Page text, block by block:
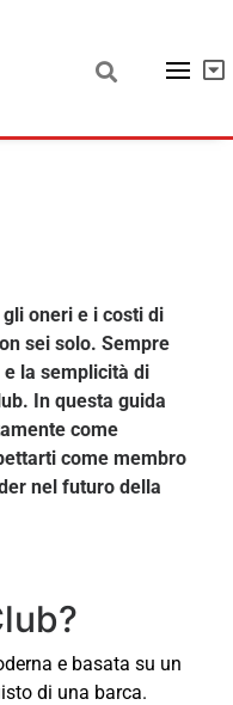
Club –
oneri e i costi di
sei solo. Sempre
la semplicità di
In questa guida
come
come membro
nel futuro della
e basata su un
di una barca.